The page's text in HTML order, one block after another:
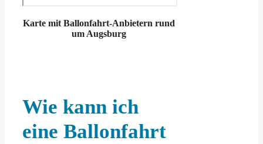
Karte mit Ballonfahrt-Anbietern rund
um Augsburg
Wie kann ich
eine Ballonfahrt